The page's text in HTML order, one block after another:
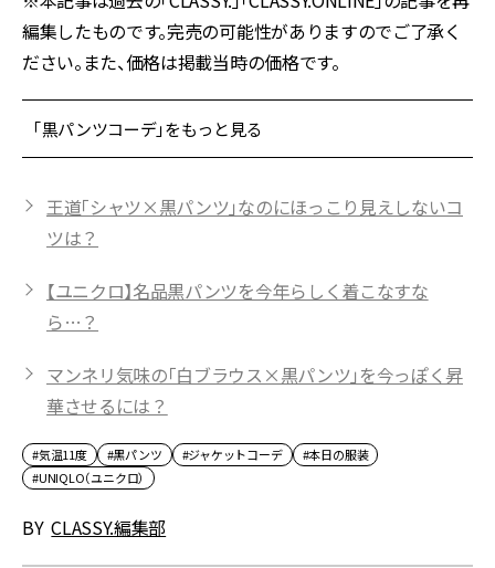
編集したものです。完売の可能性がありますのでご了承く
ださい。また、価格は掲載当時の価格です。
「黒パンツコーデ」をもっと見る
王道「シャツ×黒パンツ」なのにほっこり見えしないコ
ツは？
【ユニクロ】名品黒パンツを今年らしく着こなすな
ら…？
マンネリ気味の「白ブラウス×黒パンツ」を今っぽく昇
華させるには？
#気温11度 #黒パンツ #ジャケットコーデ
#本日の服装
#UNIQLO（ユニクロ）
BY CLASSY.編集部